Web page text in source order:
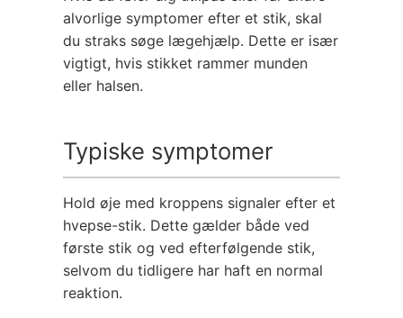
alvorlige symptomer efter et stik, skal
du straks søge lægehjælp. Dette er især
vigtigt, hvis stikket rammer munden
eller halsen.
Typiske symptomer
Hold øje med kroppens signaler efter et
hvepse-stik. Dette gælder både ved
første stik og ved efterfølgende stik,
selvom du tidligere har haft en normal
reaktion.